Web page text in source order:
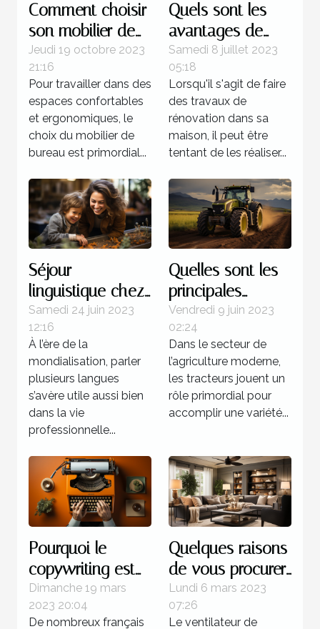
Comment choisir
son mobilier de
bureau ?
Jeudi 19 octobre 2023
21:16
Pour travailler dans des
espaces confortables
et ergonomiques, le
choix du mobilier de
bureau est primordial...
Quels sont les
avantages de
faire recours à un
expert pour la
rénovation de sa
maison ?
Samedi 8 juillet 2023
05:18
Lorsqu'il s'agit de faire
des travaux de
rénovation dans sa
maison, il peut être
tentant de les réaliser...
Séjour
linguistique chez
un professeur : 4
bonnes raisons
d’opter pour ce
programme
Samedi 24 juin 2023
12:16
À l’ère de la
mondialisation, parler
plusieurs langues
s’avère utile aussi bien
dans la vie
professionnelle...
Quelles sont les
principales
marques de
tracteurs
agricoles
disponibles sur le
marché ?
Vendredi 9 juin 2023
02:24
Dans le secteur de
l’agriculture moderne,
les tracteurs jouent un
rôle primordial pour
accomplir une variété...
Pourquoi le
copywriting est
votre meilleur
atout commercial
Dimanche 19 mars
2023 20:04
De nombreux français
Quelques raisons
de vous procurer
un ventilateur de
plafond
Lundi 6 mars 2023
07:26
Le ventilateur de